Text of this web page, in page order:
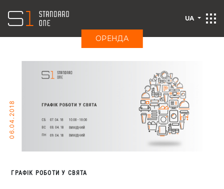
ОРЕНДА
UA
06.04.2018
ГРАФІК РОБОТИ У СВЯТА